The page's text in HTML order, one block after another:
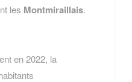
les Montmiraillais.
en 2022, la